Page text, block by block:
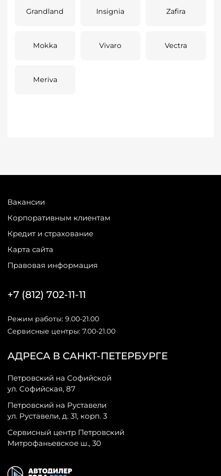
Grandland Insignia Zafira
Mokka Vivaro Vectra
Meriva
Вакансии
Корпоративным клиентам
Кредит и страхование
Карта сайта
Правовая информация
АДРЕСА В САНКТ-ПЕТЕРБУРГЕ
Петровский на Софийской
ул. Софийская, 87
Петровский на Руставели
ул. Руставели, д. 31, корп. 3
Сервисный центр Петровский
Митрофаньевское ш., 30
+7 (812) 702-11-11
Режим работы: 9.00-21.00
Сервисные центры: 7.00-21.00